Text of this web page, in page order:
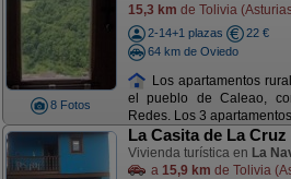
8 Fotos
15,3 km de Tolivia
2-14+1 plazas
22 €
64 km de Oviedo
Los apartamentos
el pueblo de Caleao,
Redes. Los 3
La Casita de La Cruz
Vivienda turística en La
a 15,9 km de Tolivia